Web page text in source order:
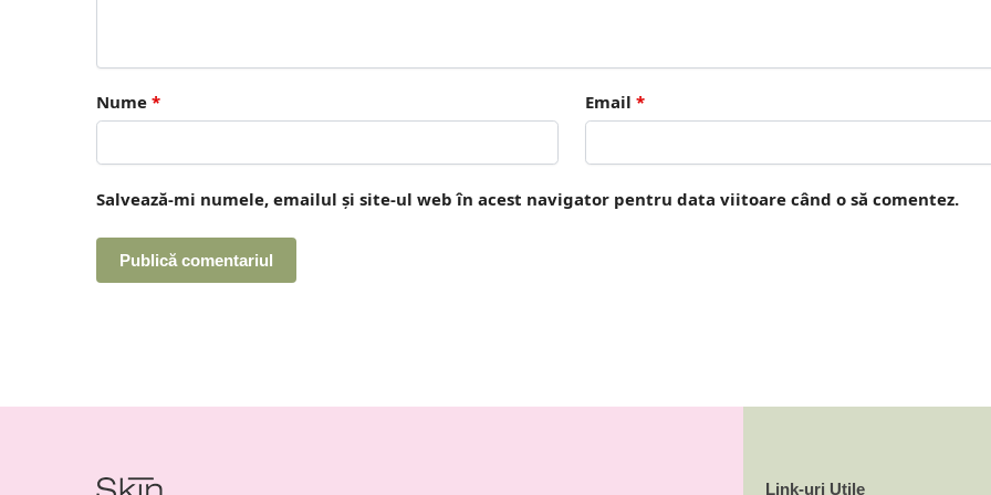
Nume * Email *
Salvează-mi numele, emailul și site-ul web în acest navigator pentru data viitoare când o să comentez.
Link-uri Utile